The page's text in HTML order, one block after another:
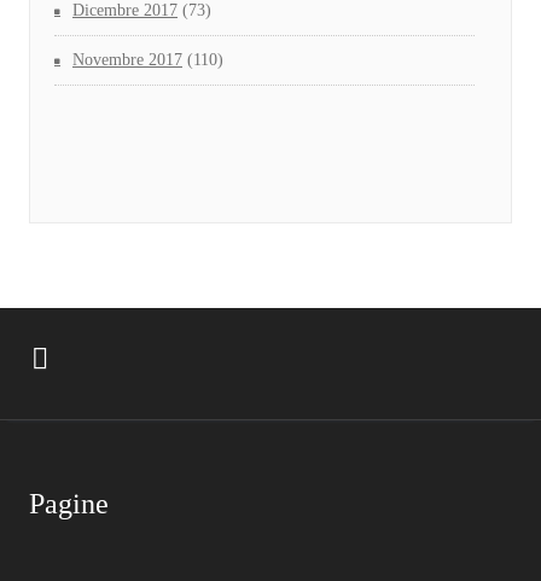
Dicembre 2017 (73)
Novembre 2017 (110)
Pagine